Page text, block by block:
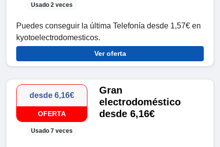
Usado 2 veces
Puedes conseguir la última Telefonía desde 1,57€ en
kyotoelectrodomesticos.
Ver oferta
desde 6,16€
OFERTA
Usado 7 veces
Gran
electrodoméstico
desde 6,16€